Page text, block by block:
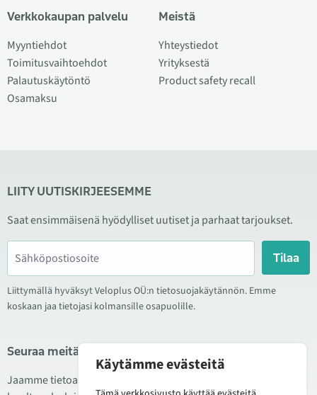
Verkkokaupan palvelu
Myyntiehdot
Toimitusvaihtoehdot
Palautuskäytöntö
Osamaksu
Meistä
Yhteystiedot
Yrityksestä
Product safety recall
LIITY UUTISKIRJEESEMME
Saat ensimmäisenä hyödylliset uutiset ja parhaat tarjoukset.
Tilaa
Liittymällä hyväksyt Veloplus OÜ:n tietosuojakäytännön. Emme
koskaan jaa tietojasi kolmansille osapuolille.
Seuraa meitä sosiaalisessa mediassa
Jaamme tietoa hyvistä tarjouksista, uusista tuotteista ja
Käytämme evästeitä